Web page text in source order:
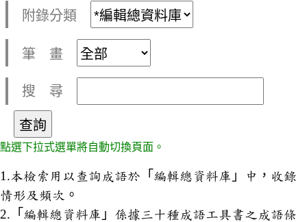
附錄分類
筆 畫
搜 尋
點選下拉式選單將自動切換頁面。
1.本檢索用以查詢成語於「編輯總資料庫」中，收錄
情形及頻次。
2.「編輯總資料庫」係據三十種成語工具書之成語條